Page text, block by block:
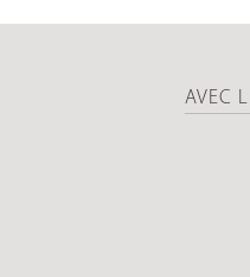
AVEC